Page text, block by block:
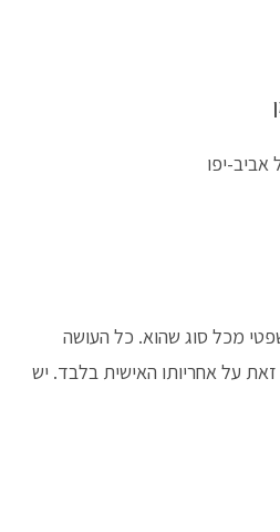
אביב-יפו
מכל סוג שהוא. כל העושה
על אחריותו האישית בלבד. יש